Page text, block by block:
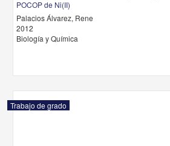
POCOP de Ni(II)
Palacios Álvarez, Rene
2012
Biología y Química
Trabajo de grado